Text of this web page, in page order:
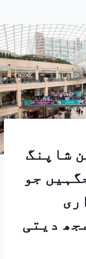
شاپنگ
وہ جگہیں جو
دیتی